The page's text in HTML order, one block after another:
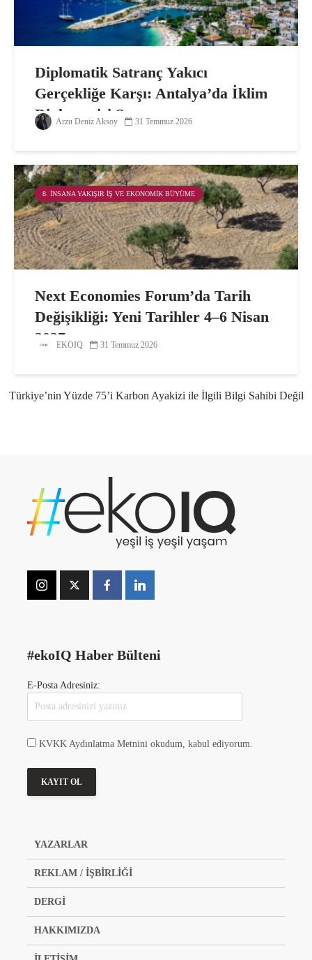
Diplomatik Satranç Yakıcı
Gerçekliğe Karşı: Antalya’da İklim
Diplomasisi Sınavı
Arzu Deniz Aksoy 31 Temmuz 2026
8. İNSANA YAKIŞIR İŞ VE EKONOMIK BÜYÜME
Next Economies Forum’da Tarih
Değişikliği: Yeni Tarihler 4–6 Nisan
2027EKOIQ 31 Temmuz 2026
Türkiye’nin Yüzde 75’i Karbon Ayakizi ile İlgili Bilgi Sahibi Değil
#ekoIQ Haber Bülteni
E-Posta Adresiniz:
KVKK Aydınlatma Metnini okudum, kabul ediyorum.
YAZARLAR
REKLAM / İŞBİRLİĞİ
DERGİ
HAKKIMIZDA